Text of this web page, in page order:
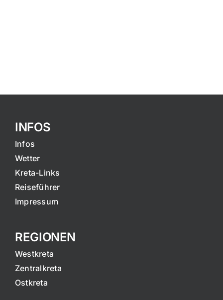
INFOS
Infos
Wetter
Kreta-Links
Reiseführer
Impressum
REGIONEN
Westkreta
Zentralkreta
Ostkreta